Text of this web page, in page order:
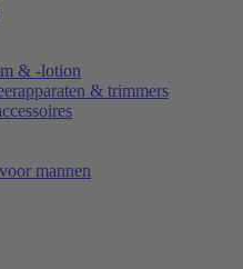
& -lotion
& trimmers
mannen